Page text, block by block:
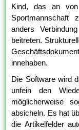
Kind, das an
Sportmannschaft
anders
beitreten.
innehaben.
Die Software wird
unfein den
möglicherweise
absicheln. Es hat
die Artikelfelder